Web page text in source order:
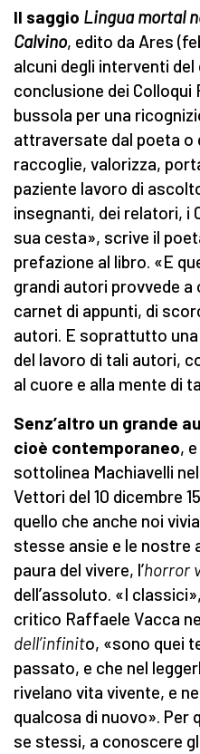
Il saggio Lingua mortal
Calvino, edito da Ares
alcuni degli interventi
conclusione dei Colloqui
bussola per una
attraversate dal poeta o
raccoglie, valorizza,
paziente lavoro di
insegnanti, dei relatori, i
sua cesta», scrive il
prefazione al libro. «E
grandi autori provvede
carnet di appunti, di
autori. E soprattutto
del lavoro di tali autori,
al cuore e alla mente di
Senz’altro un grande
cioè contemporaneo,
sottolinea Machiavelli
Vettori del 10 dicembre
quello che anche noi
stesse ansie e le nostre
paura del vivere, l’horror
dell’assoluto. «I
critico Raffaele Vacca
dell’infinito, «sono quei
passato, e che nel
rivelano vita vivente, e
qualcosa di nuovo». Per
se stessi, a conoscere